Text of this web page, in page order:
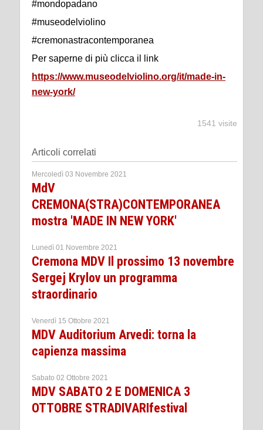
#mondopadano
#museodelviolino
#cremonastracontemporanea
Per saperne di più clicca il link
https://www.museodelviolino.org/it/made-in-
new-york/
1541 visite
Articoli correlati
Mercoledì 03 Novembre 2021
MdV
CREMONA(STRA)CONTEMPORANEA
mostra 'MADE IN NEW YORK'
Lunedì 01 Novembre 2021
Cremona MDV Il prossimo 13 novembre
Sergej Krylov un programma
straordinario
Venerdì 15 Ottobre 2021
MDV Auditorium Arvedi: torna la
capienza massima
Sabato 02 Ottobre 2021
MDV SABATO 2 E DOMENICA 3
OTTOBRE STRADIVARIfestival